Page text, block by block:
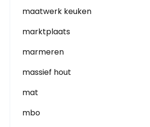
maatwerk keuken
marktplaats
marmeren
massief hout
mat
mbo